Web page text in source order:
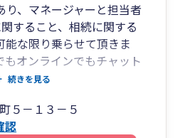
り、マネージャーと担当者
すること、相続に関する
能な限り乗らせて頂きま
オンラインでもチャット
ですが、事業の為にはバラ
アドバイスを行ってまい
続きを見る
５－１３－５
認